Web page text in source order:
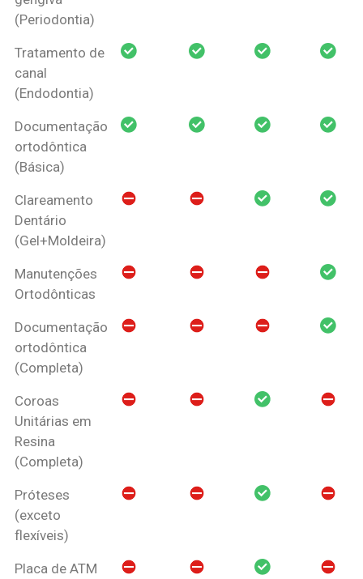
(Periodontia)
Tratamento de
canal
(Endodontia)
Documentação
ortodôntica
(Básica)
Clareamento
Dentário
(Gel+Moldeira)
Manutenções
Ortodônticas
Documentação
ortodôntica
(Completa)
Coroas
Unitárias em
Resina
(Completa)
Próteses
(exceto
flexíveis)
Placa de ATM